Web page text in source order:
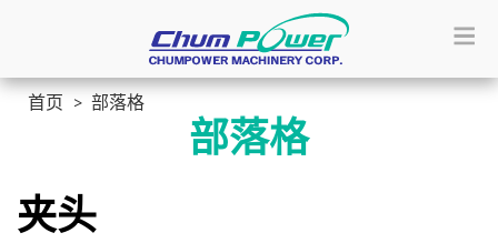
首页 部落格
部落格
夹头